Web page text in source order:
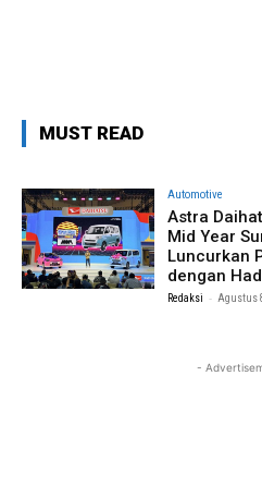
MUST READ
Automotive
Astra
Mid Year
Luncurkan
dengan
Redaksi - Agustus
-